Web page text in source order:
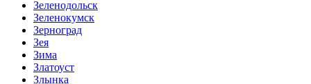
Зеленодольск
Зеленокумск
Зерноград
Зея
Зима
Златоуст
Злынка